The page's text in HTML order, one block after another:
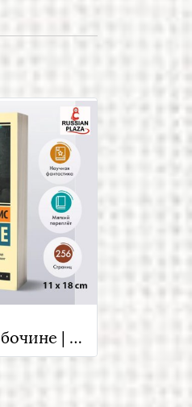
Пикник на обочине | Стругацкий Аркадий Натанович, Стругацкий Борис Натанович , Russian Books , Russian Plaza